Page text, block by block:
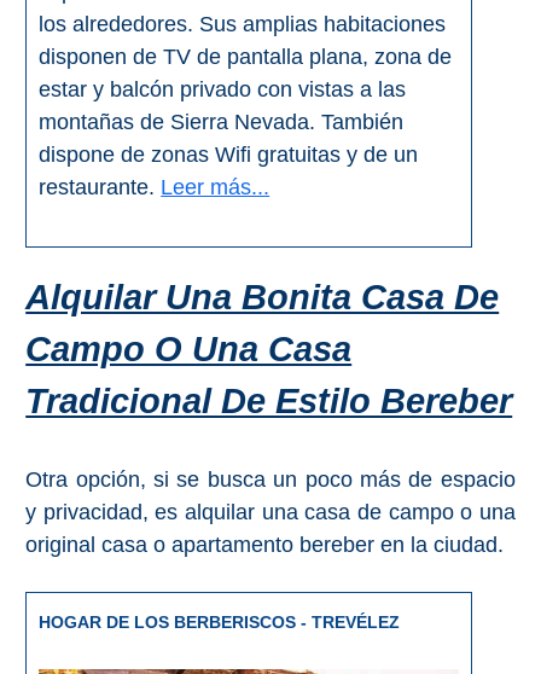
los alrededores. Sus amplias habitaciones
disponen de TV de pantalla plana, zona de
estar y balcón privado con vistas a las
montañas de Sierra Nevada. También
dispone de zonas Wifi gratuitas y de un
restaurante. Leer más...
Alquilar Una Bonita Casa De
Campo O Una Casa
Tradicional De Estilo Bereber
Otra opción, si se busca un poco más de espacio
y privacidad, es alquilar una casa de campo o una
original casa o apartamento bereber en la ciudad.
HOGAR DE LOS BERBERISCOS - TREVÉLEZ